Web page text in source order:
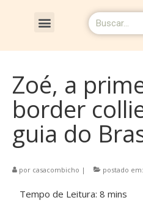
Zoé, a
border
guia do
por casacombicho | postado em: